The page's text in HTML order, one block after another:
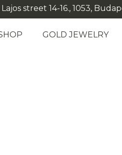
street 14-16., 1053,
GOLD JEWELRY